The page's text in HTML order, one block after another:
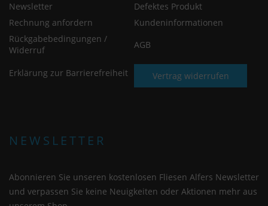
Newsletter
Defektes Produkt
Rechnung anfordern
Kundeninformationen
Rückgabebedingungen /
Widerruf
AGB
Erklärung zur Barrierefreiheit Vertrag widerrufen
NEWSLETTER
Abonnieren Sie unseren kostenlosen Fliesen Alfers Newsletter
und verpassen Sie keine Neuigkeiten oder Aktionen mehr aus